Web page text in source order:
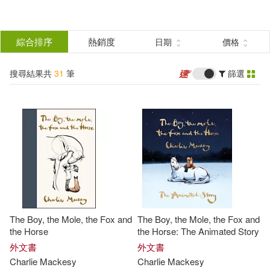
結
分類 (單選)
所有商品(31) 圖書(27)
影音(1) 電子書(3)
(可複選)
Mackesy(12) Charlene(6)
綜合排序 熱銷度 日期 價格
搜尋結果共 31 筆 篩選
The Boy, the Mole, the Fox and
the Horse
外文書
Charlie Mackesy
The Boy, the Mole, the Fox and
the Horse: The Animated Story
外文書
Charlie Mackesy